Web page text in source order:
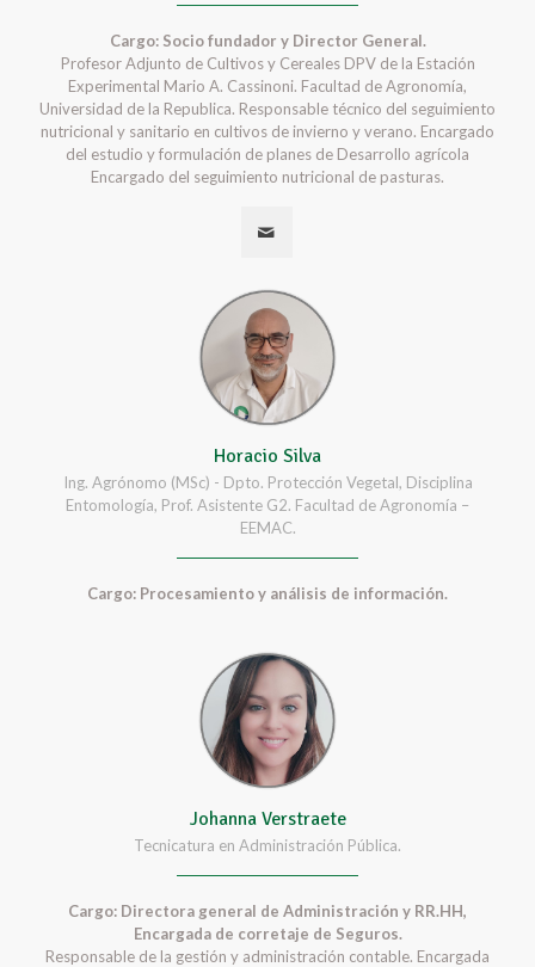
Cargo: Socio fundador y Director General.
Profesor Adjunto de Cultivos y Cereales DPV de la Estación
Experimental Mario A. Cassinoni. Facultad de Agronomía,
Universidad de la Republica. Responsable técnico del seguimiento
nutricional y sanitario en cultivos de invierno y verano. Encargado
del estudio y formulación de planes de Desarrollo agrícola
Encargado del seguimiento nutricional de pasturas.
Horacio Silva
Ing. Agrónomo (MSc) - Dpto. Protección Vegetal, Disciplina
Entomología, Prof. Asistente G2. Facultad de Agronomía –
EEMAC.
Cargo: Procesamiento y análisis de información.
Johanna Verstraete
Tecnicatura en Administración Pública.
Cargo: Directora general de Administración y RR.HH,
Encargada de corretaje de Seguros.
Responsable de la gestión y administración contable. Encargada